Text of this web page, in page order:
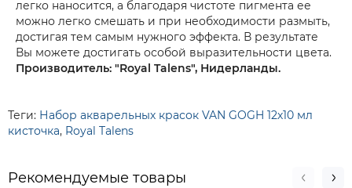
легко наносится, а благодаря чистоте пигмента ее
можно легко смешать и при необходимости размыть,
достигая тем самым нужного эффекта. В результате
Вы можете достигать особой выразительности цвета.
Производитель: "Royal Talens", Нидерланды.
Теги: Набор акварельных красок VAN GOGH 12х10 мл
кисточка, Royal Talens
Рекомендуемые товары